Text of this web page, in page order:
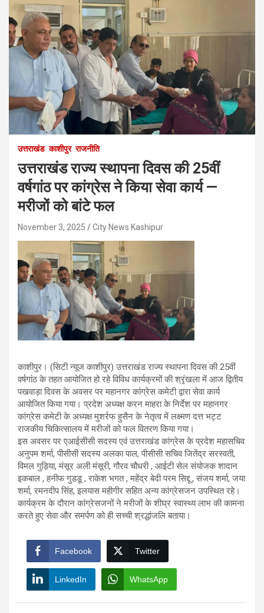
उत्तराखंड काशीपुर राजनीति
उत्तराखंड राज्य स्थापना दिवस की 25वीं
वर्षगांठ पर कांग्रेस ने किया सेवा कार्य —
मरीजों को बांटे फल
November 3, 2025 City News Kashipur
काशीपुर। (सिटी न्यूज काशीपुर) उत्तराखंड राज्य स्थापना दिवस की 25वीं
वर्षगांठ के तहत आयोजित हो रहे विविध कार्यक्रमों की श्रृंखला में आज द्वितीय
पखवाड़ा दिवस के अवसर पर महानगर कांग्रेस कमेटी द्वारा सेवा कार्य
आयोजित किया गया। प्रदेश अध्यक्ष करन माहरा के निर्देश पर महानगर
कांग्रेस कमेटी के अध्यक्ष मुशर्रफ हुसैन के नेतृत्व में लक्ष्मण दत्त भट्ट
राजकीय चिकित्सालय में मरीजों को फल वितरण किया गया।
इस अवसर पर एआईसीसी सदस्य एवं उत्तराखंड कांग्रेस के प्रदेश महासचिव
अनुपम शर्मा, पीसीसी सदस्य अलका पाल, पीसीसी सचिव जितेंद्र सरस्वती,
विमल गुड़िया, मंसूर अली मंसूरी, गौरव चौधरी , आईटी सेल संयोजक शादान
इकबाल , हनीफ गुडडू , राकेश भगत , महेंद्र बेदी परम सिद्दू , संजय शर्मा, जया
शर्मा, रमनदीप सिंह, इलयास महीगीर सहित अन्य कांग्रेसजन उपस्थित रहे।
कार्यक्रम के दौरान कांग्रेसजनों ने मरीजों के शीघ्र स्वास्थ्य लाभ की कामना
करते हुए सेवा और समर्पण को ही सच्ची श्रद्धांजलि बताया।
Facebook Twitter
LinkedIn WhatsApp